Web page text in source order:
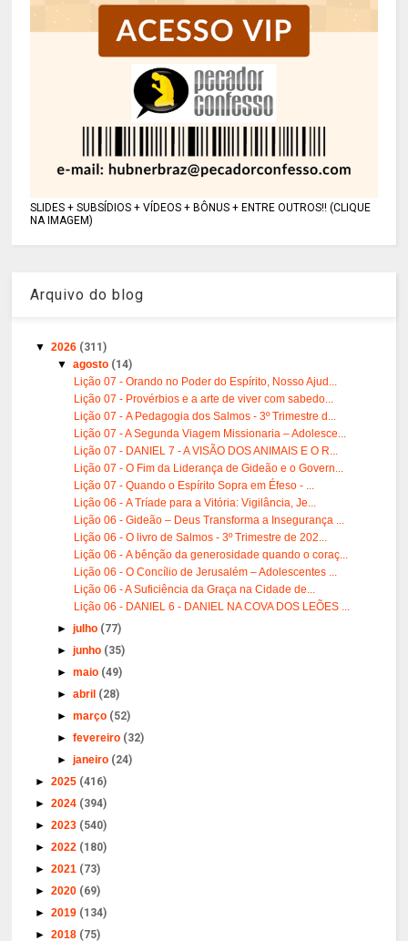
SLIDES + SUBSÍDIOS + VÍDEOS + BÔNUS + ENTRE OUTROS!! (CLIQUE
NA IMAGEM)
Arquivo do blog
▼2026 (311)
▼agosto (14)
Lição 07 - Orando no Poder do Espírito, Nosso Ajud...
Lição 07 - Provérbios e a arte de viver com sabedo...
Lição 07 - A Pedagogia dos Salmos - 3º Trimestre d...
Lição 07 - A Segunda Viagem Missionaria – Adolesce...
Lição 07 - DANIEL 7 - A VISÃO DOS ANIMAIS E O R...
Lição 07 - O Fim da Liderança de Gideão e o Govern...
Lição 07 - Quando o Espírito Sopra em Éfeso - ...
Lição 06 - A Tríade para a Vitória: Vigilância, Je...
Lição 06 - Gideão – Deus Transforma a Insegurança ...
Lição 06 - O livro de Salmos - 3º Trimestre de 202...
Lição 06 - A bênção da generosidade quando o coraç...
Lição 06 - O Concílio de Jerusalém – Adolescentes ...
Lição 06 - A Suficiência da Graça na Cidade de...
Lição 06 - DANIEL 6 - DANIEL NA COVA DOS LEÕES ...
►julho (77)
►junho (35)
►maio (49)
►abril (28)
►março (52)
►fevereiro (32)
►janeiro (24)
►2025 (416)
►2024 (394)
►2023 (540)
►2022 (180)
►2021 (73)
►2020 (69)
►2019 (134)
►2018 (75)